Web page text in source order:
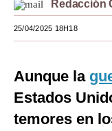
Mundo
España
Internacional
Redacción
25/04/2025 18H18
Aunque la
Estados
temores en